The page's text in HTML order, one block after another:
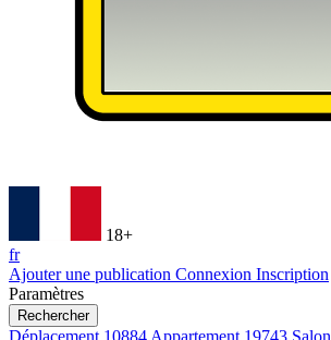
18+
fr
Ajouter une publication Connexion Inscription
Paramètres
Rechercher
Déplacement 10884 Appartement 19743 Salon